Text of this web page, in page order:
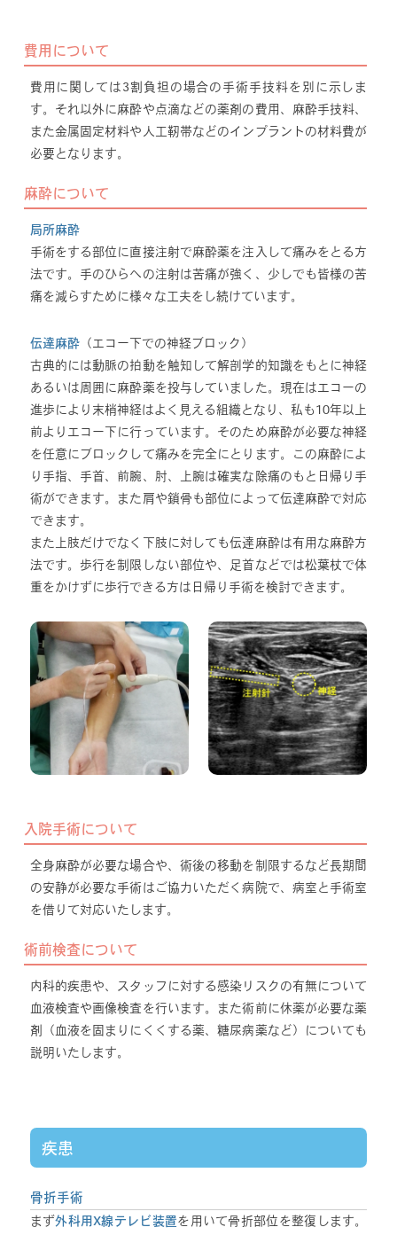
費用について
費用に関しては3割負担の場合の手術手技料を別に示しま
す。それ以外に麻酔や点滴などの薬剤の費用、麻酔手技料、
また金属固定材料や人工靭帯などのインプラントの材料費が
必要となります。
麻酔について
局所麻酔
手術をする部位に直接注射で麻酔薬を注入して痛みをとる方
法です。手のひらへの注射は苦痛が強く、少しでも皆様の苦
痛を減らすために様々な工夫をし続けています。
伝達麻酔（エコー下での神経ブロック）
古典的には動脈の拍動を触知して解剖学的知識をもとに神経
あるいは周囲に麻酔薬を投与していました。現在はエコーの
進歩により末梢神経はよく見える組織となり、私も10年以上
前よりエコー下に行っています。そのため麻酔が必要な神経
を任意にブロックして痛みを完全にとります。この麻酔によ
り手指、手首、前腕、肘、上腕は確実な除痛のもと日帰り手
術ができます。また肩や鎖骨も部位によって伝達麻酔で対応
できます。
また上肢だけでなく下肢に対しても伝達麻酔は有用な麻酔方
法です。歩行を制限しない部位や、足首などでは松葉杖で体
重をかけずに歩行できる方は日帰り手術を検討できます。
入院手術について
全身麻酔が必要な場合や、術後の移動を制限するなど長期間
の安静が必要な手術はご協力いただく病院で、病室と手術室
を借りて対応いたします。
術前検査について
内科的疾患や、スタッフに対する感染リスクの有無について
血液検査や画像検査を行います。また術前に休薬が必要な薬
剤（血液を固まりにくくする薬、糖尿病薬など）についても
説明いたします。
疾患
骨折手術
まず外科用X線テレビ装置を用いて骨折部位を整復します。